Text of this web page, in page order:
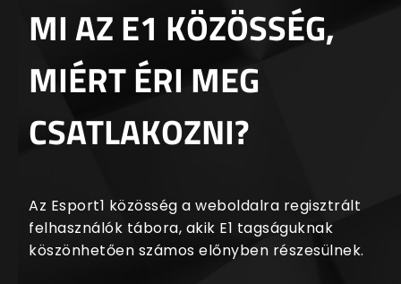
MI AZ E1 KÖZÖSSÉG,
MIÉRT ÉRI MEG
CSATLAKOZNI?
Az Esport1 közösség a weboldalra regisztrált
felhasználók tábora, akik E1 tagságuknak
köszönhetően számos előnyben részesülnek.